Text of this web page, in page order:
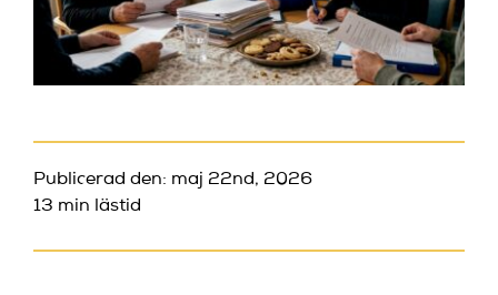
Publicerad den: maj 22nd, 2026
13 min lästid